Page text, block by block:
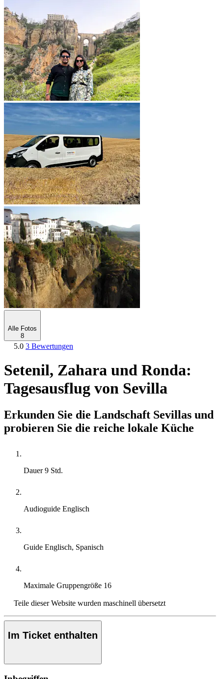
Alle Fotos
8
5.0 3 Bewertungen
Setenil, Zahara und Ronda:
Tagesausflug von Sevilla
Erkunden Sie die Landschaft Sevillas und
probieren Sie die reiche lokale Küche
Dauer9 Std.
Audioguide Englisch
Guide Englisch, Spanisch
Maximale Gruppengröße 16
Teile dieser Website wurden maschinell übersetzt
Im Ticket enthalten